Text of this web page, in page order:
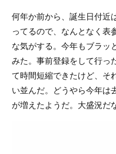
何年か前から、誕生日付近
ってるので、なんとなく表
な気がする。今年もブラッ
みた。事前登録をして行っ
て時間短縮できたけど、そ
い並んだ。どうやら今年は
が増えたようだ。大盛況だ